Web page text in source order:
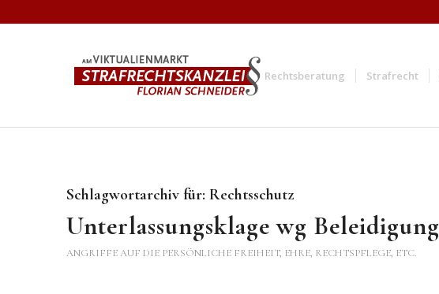
Rechtsberatung Strafrecht
Schlagwortarchiv für: Rechtsschutz
Unterlassungsklage wg Beleidigung
ANGRIFFE AUF DIE PERSÖNLICHE FREIHEIT, EHRE, RECHTSPFLEGE, ETC.